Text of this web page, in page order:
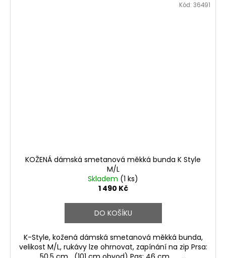
KOŽENÁ dámská smetanová měkká bunda K Style
M/L
Skladem (1 ks)
1 490 Kč
DO KOŠÍKU
K-Style, kožená dámská smetanová měkká bunda,
velikost M/L, rukávy lze ohrnovat, zapínání na zip Prsa:
Kód: 36491